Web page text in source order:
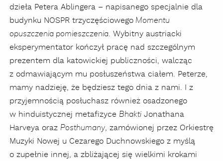
dzieła Petera Ablingera – napisanego specjalnie dla
budynku NOSPR trzyczęściowego Momentu
opuszczenia pomieszczenia. Wybitny austriacki
eksperymentator kończył pracę nad szczególnym
prezentem dla katowickiej publiczności, walcząc
z odmawiającym mu posłuszeństwa ciałem. Peterze,
mamy nadzieję, że będziesz tego dnia z nami. I z
przyjemnością posłuchasz również osadzonego
w hinduistycznej metafizyce Bhakti Jonathana
Harveya oraz Posthumany, zamówionej przez Orkiestrę
Muzyki Nowej u Cezarego Duchnowskiego z myślą
o zupełnie innej, a zbliżającej się wielkimi krokami